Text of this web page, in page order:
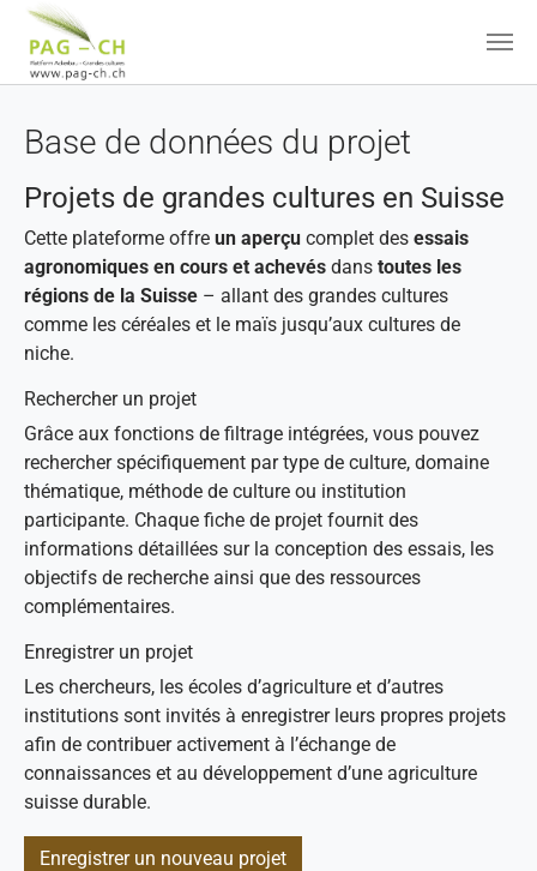
Base de données du projet
Projets de grandes cultures en Suisse
Cette plateforme offre un aperçu complet des essais
agronomiques en cours et achevés dans toutes les
régions de la Suisse – allant des grandes cultures
comme les céréales et le maïs jusqu’aux cultures de
niche.
Rechercher un projet
Grâce aux fonctions de filtrage intégrées, vous pouvez
rechercher spécifiquement par type de culture, domaine
thématique, méthode de culture ou institution
participante. Chaque fiche de projet fournit des
informations détaillées sur la conception des essais, les
objectifs de recherche ainsi que des ressources
complémentaires.
Enregistrer un projet
Les chercheurs, les écoles d’agriculture et d’autres
institutions sont invités à enregistrer leurs propres projets
afin de contribuer activement à l’échange de
connaissances et au développement d’une agriculture
suisse durable.
Enregistrer un nouveau projet